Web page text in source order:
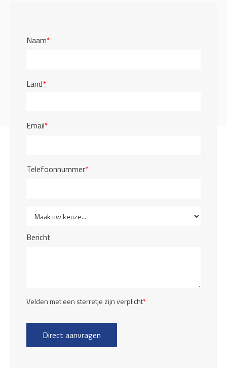
Naam*
Land*
Email*
Telefoonnummer*
Bericht
Velden met een sterretje zijn verplicht*